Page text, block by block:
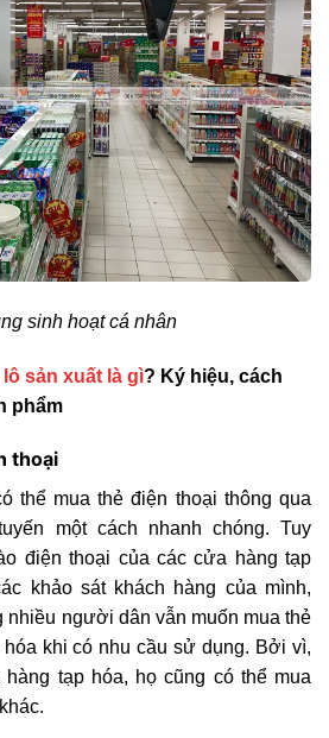
sinh hoạt cá nhân
lô sản xuất là gì? Ký hiệu, cách
phẩm
thoại
thể mua thẻ điện thoại thông qua
một cách nhanh chóng. Tuy
điện thoại của các cửa hàng tạp
khảo sát khách hàng của mình,
nhiều người dân vẫn muốn mua thẻ
khi có nhu cầu sử dụng. Bởi vì,
tạp hóa, họ cũng có thể mua